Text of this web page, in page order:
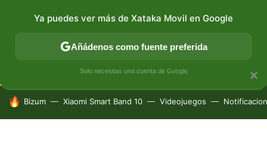
CONECTIVIDAD MÓVIL Y SOCIEDAD APLICACIONES
HOY SE HABLA DE
Bizum Xiaomi Smart Band 10 Videojuegos
×
Ya puedes ver más de Xataka Movil en Google
Añádenos como fuente preferida
Solo necesitas una cuenta de Google